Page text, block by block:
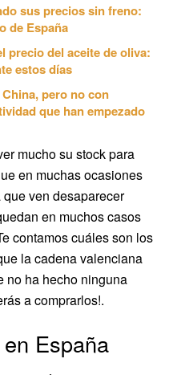
sus precios sin freno:
de España
precio del aceite de oliva:
estos días
pero no con
que han empezado
mucho su stock para
en muchas ocasiones
ven desaparecer
en muchos casos
contamos cuáles son los
la cadena valenciana
no ha hecho ninguna
a comprarlos!.
España